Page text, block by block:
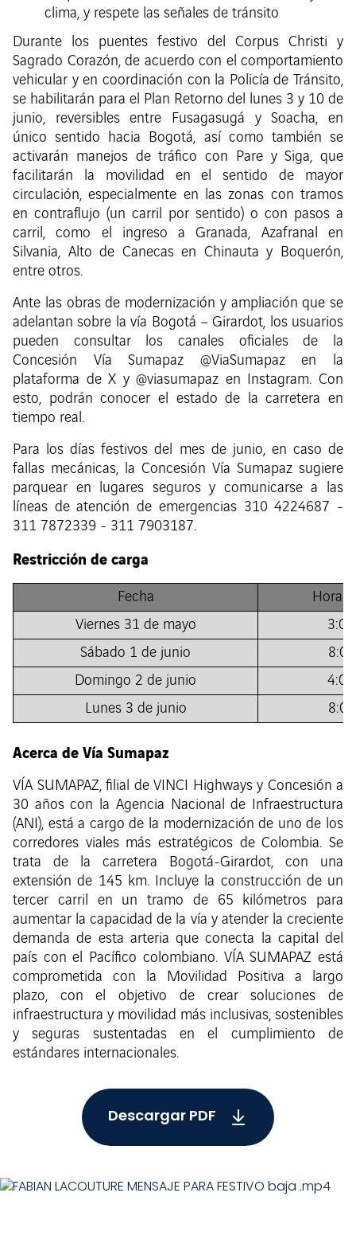
clima, y respete las señales de tránsito
Durante los puentes festivo del Corpus Christi y
Sagrado Corazón, de acuerdo con el comportamiento
vehicular y en coordinación con la Policía de Tránsito,
se habilitarán para el Plan Retorno del lunes 3 y 10 de
junio, reversibles entre Fusagasugá y Soacha, en
único sentido hacia Bogotá, así como también se
activarán manejos de tráfico con Pare y Siga, que
facilitarán la movilidad en el sentido de mayor
circulación, especialmente en las zonas con tramos
en contraflujo (un carril por sentido) o con pasos a
carril, como el ingreso a Granada, Azafranal en
Silvania, Alto de Canecas en Chinauta y Boquerón,
entre otros.
Ante las obras de modernización y ampliación que se
adelantan sobre la vía Bogotá – Girardot, los usuarios
pueden consultar los canales oficiales de la
Concesión Vía Sumapaz @ViaSumapaz en la
plataforma de X y @viasumapaz en Instagram. Con
esto, podrán conocer el estado de la carretera en
tiempo real.
Para los días festivos del mes de junio, en caso de
fallas mecánicas, la Concesión Vía Sumapaz sugiere
parquear en lugares seguros y comunicarse a las
líneas de atención de emergencias 310 4224687 -
311 7872339 - 311 7903187.
Restricción de carga
Fecha
Hora
Viernes 31 de mayo
Sábado 1 de junio
Domingo 2 de junio
Lunes 3 de junio
Acerca de Vía Sumapaz
VÍA SUMAPAZ, filial de VINCI Highways y Concesión a
30 años con la Agencia Nacional de Infraestructura
(ANI), está a cargo de la modernización de uno de los
corredores viales más estratégicos de Colombia. Se
trata de la carretera Bogotá-Girardot, con una
extensión de 145 km. Incluye la construcción de un
tercer carril en un tramo de 65 kilómetros para
aumentar la capacidad de la vía y atender la creciente
demanda de esta arteria que conecta la capital del
país con el Pacífico colombiano. VÍA SUMAPAZ está
comprometida con la Movilidad Positiva a largo
plazo, con el objetivo de crear soluciones de
infraestructura y movilidad más inclusivas, sostenibles
y seguras sustentadas en el cumplimiento de
estándares internacionales.
Descargar PDF